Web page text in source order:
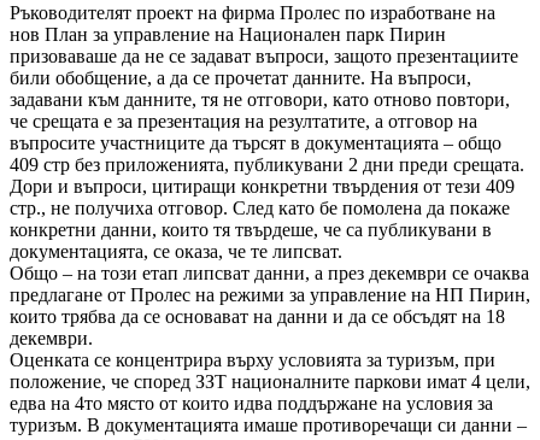
Ръководителят проект на фирма Пролес по изработване на
нов План за управление на Национален парк Пирин
призоваваше да не се задават въпроси, защото презентациите
били обобщение, а да се прочетат данните. На въпроси,
задавани към данните, тя не отговори, като отново повтори,
че срещата е за презентация на резултатите, а отговор на
въпросите участниците да търсят в документацията – общо
409 стр без приложенията, публикувани 2 дни преди срещата.
Дори и въпроси, цитиращи конкретни твърдения от тези 409
стр., не получиха отговор. След като бе помолена да покаже
конкретни данни, които тя твърдеше, че са публикувани в
документацията, се оказа, че те липсват.
Общо – на този етап липсват данни, а през декември се очаква
предлагане от Пролес на режими за управление на НП Пирин,
които трябва да се основават на данни и да се обсъдят на 18
декември.
Оценката се концентрира върху условията за туризъм, при
положение, че според ЗЗТ националните паркови имат 4 цели,
едва на 4то място от които идва поддържане на условия за
туризъм. В документацията имаше противоречащи си данни –